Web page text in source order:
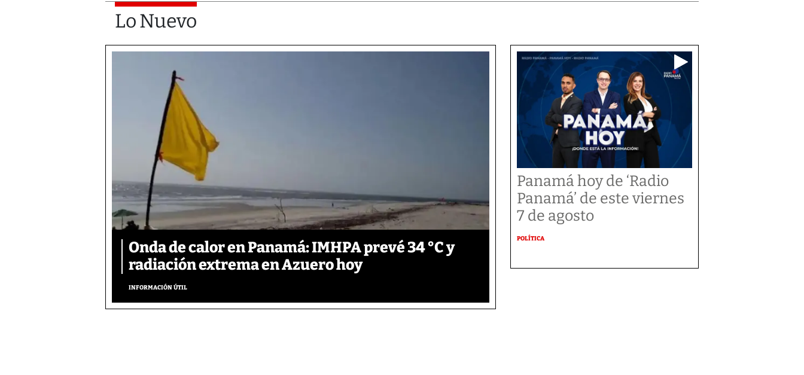
Lo Nuevo
Onda de calor en Panamá: IMHPA prevé 34 °C y
radiación extrema en Azuero hoy
INFORMACIÓN ÚTIL
Panamá hoy de ‘Radio
Panamá’ de este viernes
7 de agosto
POLÍTICA